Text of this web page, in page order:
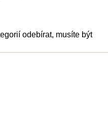
odebírat, musíte být